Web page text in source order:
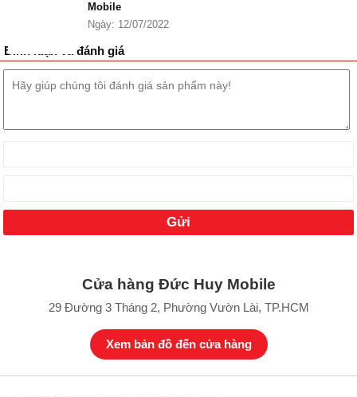
Mobile
Ngày: 12/07/2022
Bình luận và đánh giá
Cửa hàng Đức Huy Mobile
29 Đường 3 Tháng 2, Phường Vườn Lài, TP.HCM
Xem bản đồ đến cửa hàng